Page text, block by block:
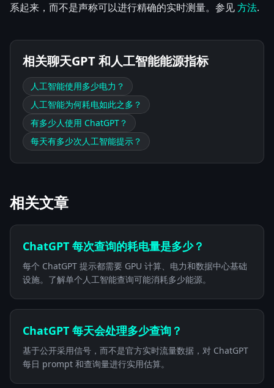
系起来，而不是声称可以进行精确的实时测量。参见方法.
相关聊天GPT 和人工智能能源指标
人工智能使用多少电力？
人工智能为何耗电如此之多？
有多少人使用 ChatGPT？
每天有多少次人工智能提示？
相关文章
ChatGPT 每次查询的耗电量是多少？
每个 ChatGPT 提示都需要 GPU 计算、电力和数据中心基础
设施。了解单个人工智能查询可能消耗多少能源。
ChatGPT 每天会处理多少查询？
基于公开采用信号，而不是官方实时流量数据，对 ChatGPT
每日 prompt 和查询量进行实用估算。